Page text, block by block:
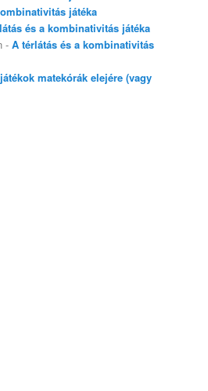
játéka
és a kombinativitás játéka
-A térlátás és a kombinativitás
matekórák elejére (vagy